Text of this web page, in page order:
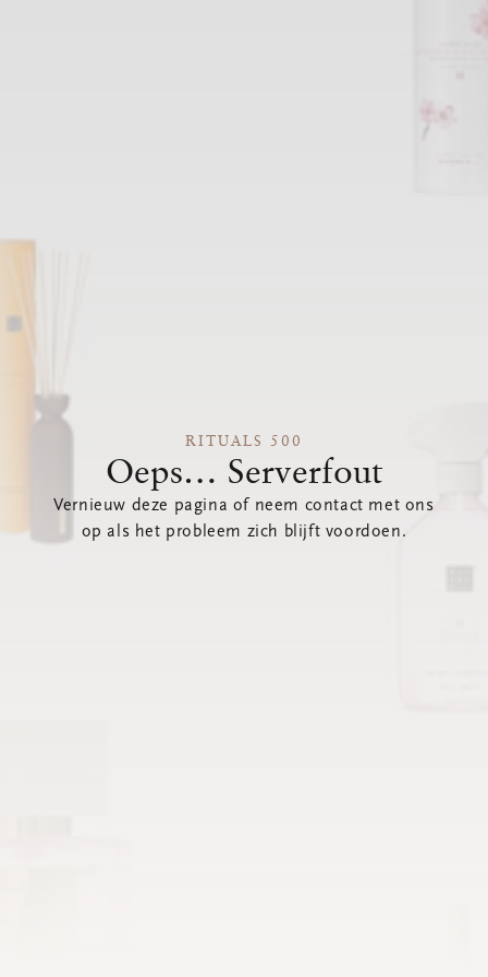
RITUALS 500
Oeps… Serverfout
Vernieuw deze pagina of neem contact met ons
op als het probleem zich blijft voordoen.